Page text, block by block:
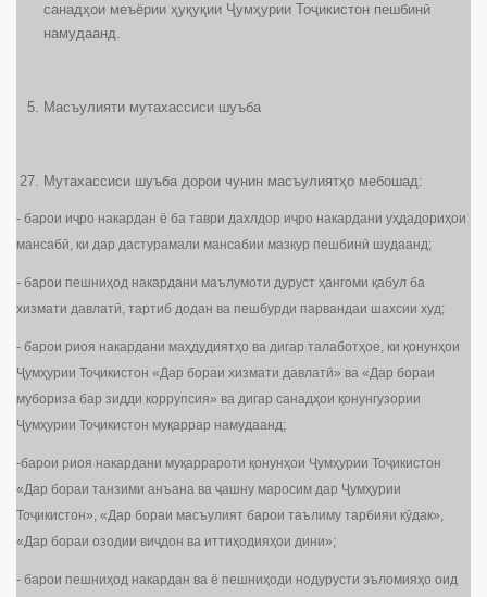
санадҳои меъёрии ҳуқуқии Ҷумҳурии Тоҷикистон пешбинӣ
намудаанд.
Масъулияти мутахассиси шуъба
Мутахассиси шуъба дорои чунин масъулиятҳо мебошад:
- барои иҷро накардан ё ба таври дахлдор иҷро накардани уҳдадориҳои
мансабӣ, ки дар дастурамали мансабии мазкур пешбинӣ шудаанд;
- барои пешниҳод накардани маълумоти дуруст ҳангоми қабул ба
хизмати давлатӣ, тартиб додан ва пешбурди парвандаи шахсии худ;
- барои риоя накардани маҳдудиятҳо ва дигар талаботҳое, ки қонунҳои
Ҷумҳурии Тоҷикистон «Дар бораи хизмати давлатӣ» ва «Дар бораи
мубориза бар зидди коррупсия» ва дигар санадҳои қонунгузории
Ҷумҳурии Тоҷикистон муқаррар намудаанд;
-барои риоя накардани муқаррароти қонунҳои Ҷумҳурии Тоҷикистон
«Дар бораи танзими анъана ва ҷашну маросим дар Ҷумҳурии
Тоҷикистон», «Дар бораи масъулият барои таълиму тарбияи кӯдак»,
«Дар бораи озодии виҷдон ва иттиҳодияҳои дини»;
- барои пешниҳод накардан ва ё пешниҳоди нодурусти эъломияҳо оид